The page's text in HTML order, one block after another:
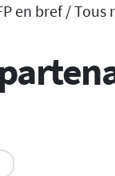
en bref /Tous